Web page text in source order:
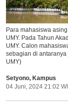
Para mahasiswa
UMY. Pada Tahun
UMY. Calon
sebagian di antaranya
UMY)
Setyono, Kampus
04 Juni, 2024 21:02